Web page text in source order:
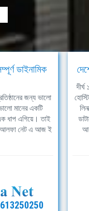
ডাইনামিক
জন্য ভালো
মানের একটি
ধাপ এগিয়ে। তাই
আলফা নেট এ আজ ই